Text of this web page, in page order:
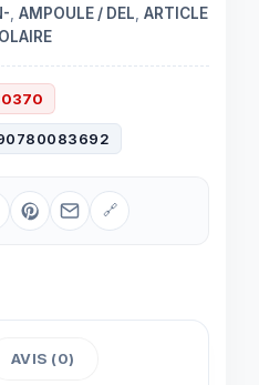
AMPOULE / DEL ARTICLE
🔗
AVIS (0)